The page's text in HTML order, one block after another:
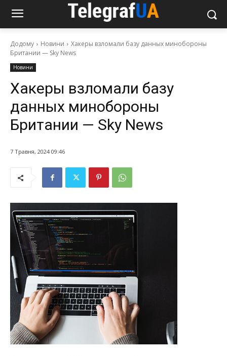
Додому Новини
Хакеры взломали базу данных минобороны
Британии — Sky News
Новини
Хакеры взломали базу
данных минобороны
Британии — Sky News
7 Травня, 2024 09:46